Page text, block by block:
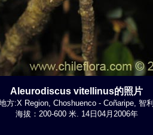
Aleurodiscus vitellinus的照片
方:X Region, Choshuenco - Coñaripe, 智利
海拔：200-600 米. 14日04月2006年